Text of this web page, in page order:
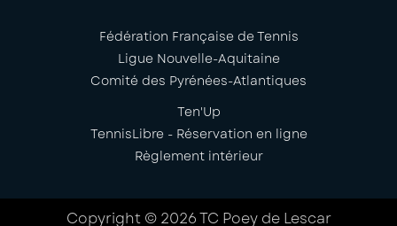
Fédération Française de Tennis
Ligue Nouvelle-Aquitaine
Comité des Pyrénées-Atlantiques
Ten'Up
TennisLibre - Réservation en ligne
Règlement intérieur
Copyright © 2026 TC Poey de Lescar